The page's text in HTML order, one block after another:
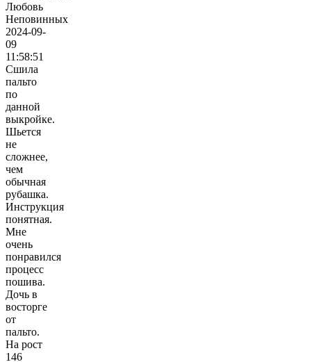
Любовь
Неповинных
2024-09-
09
11:58:51
Сшила
пальто
по
данной
выкройке.
Шьется
не
сложнее,
чем
обычная
рубашка.
Инструкция
понятная.
Мне
очень
понравился
процесс
пошива.
Дочь в
восторге
от
пальто.
На рост
146